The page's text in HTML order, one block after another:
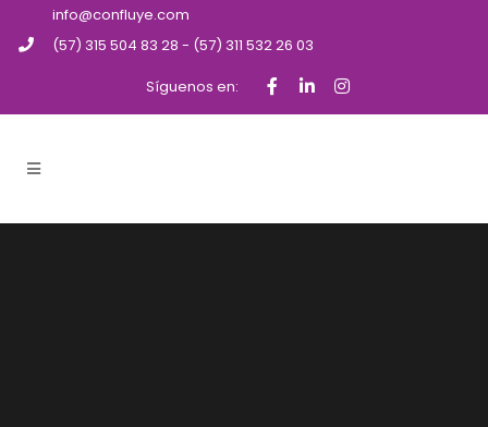
info@confluye.com
(57) 315 504 83 28 - (57) 311 532 26 03
Síguenos en: